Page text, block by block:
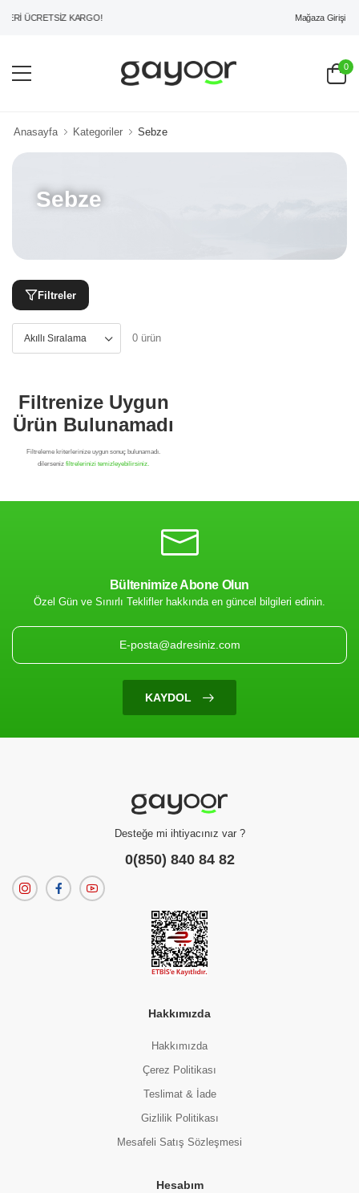
ÜCRETSİZ KARGO! Mağaza Girişi
0
Anasayfa Kategoriler Sebze
Sebze
Filtreler
0 ürün
Filtrenize Uygun
Ürün Bulunamadı
Bültenimize Abone Olun
Özel Gün ve Sınırlı Teklifler hakkında en güncel bilgileri edinin.
KAYDOL
Desteğe mi ihtiyacınız var ?
0(850) 840 84 82
Hakkımızda
Hakkımızda
Çerez Politikası
Teslimat & İade
Gizlilik Politikası
Mesafeli Satış Sözleşmesi
Hesabım